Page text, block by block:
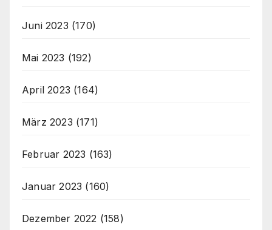
Juni 2023 (170)
Mai 2023 (192)
April 2023 (164)
März 2023 (171)
Februar 2023 (163)
Januar 2023 (160)
Dezember 2022 (158)